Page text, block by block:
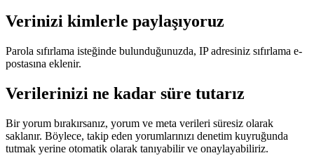
Verinizi kimlerle paylaşıyoruz
Parola sıfırlama isteğinde bulunduğunuzda, IP adresiniz sıfırlama e-
postasına eklenir.
Verilerinizi ne kadar süre tutarız
Bir yorum bırakırsanız, yorum ve meta verileri süresiz olarak
saklanır. Böylece, takip eden yorumlarınızı denetim kuyruğunda
tutmak yerine otomatik olarak tanıyabilir ve onaylayabiliriz.